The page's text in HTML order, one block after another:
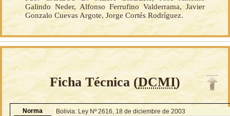
Galindo Neder, Alfonso Ferrufino Valderrama, Javier
Gonzalo Cuevas Argote, Jorge Cortés Rodríguez.
Ficha Técnica (DCMI)
Norma
Bolivia: Ley Nº 2616, 18 de diciembre de 2003